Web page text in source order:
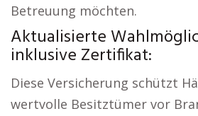
Betreuung möchten.
Aktualisierte
inklusive Zertifikat:
Diese Versicherung schützt
wertvolle Besitztümer vor